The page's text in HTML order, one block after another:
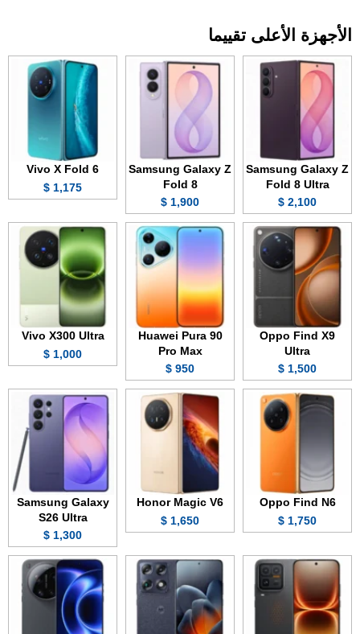
الأجهزة الأعلى تقييما
Samsung Galaxy Z
Fold 8 Ultra
2,100 $
Samsung Galaxy Z
Fold 8
1,900 $
Vivo X Fold 6
1,175 $
Oppo Find X9
Ultra
1,500 $
Huawei Pura 90
Pro Max
950 $
Vivo X300 Ultra
1,000 $
Oppo Find N6
1,750 $
Honor Magic V6
1,650 $
Samsung Galaxy
S26 Ultra
1,300 $